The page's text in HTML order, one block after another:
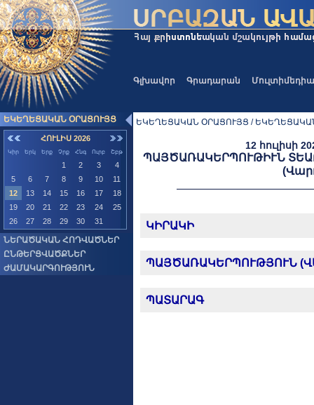
Գլխավոր Գրադարան Մուլտիմեդիա
ԵԿԵՂԵՑԱԿԱՆ ՕՐԱՑՈՒՅՑ
ՀՈՒԼԻՍ 2026
Կիր Երկ Երք Չրք Հնգ Ուրբ Շբթ
1 2 3
4
5
6 7 8 9 10
11
12
13 14 15 16 17
18
19
20 21 22 23 24
25
26
27 28 29 30 31
ՆԵՐԱԾԱԿԱՆ ՀՈԴՎԱԾՆԵՐ
ԸՆԹԵՐՑՎԱԾՔՆԵՐ
ԺԱՄԱԿԱՐԳՈՒԹՅՈՒՆ
ԵԿԵՂԵՑԱԿԱՆ ՕՐԱՑՈՒՅՑ /
12 հուլիսի
ՊԱՅԾԱՌԱԿԵՐՊՈՒԹԻՒՆ
ԿԻՐԱԿԻ
ՊԱՅԾԱՌԱԿԵՐՊՈՒԹՅՈՒՆ
ՊԱՏԱՐԱԳ